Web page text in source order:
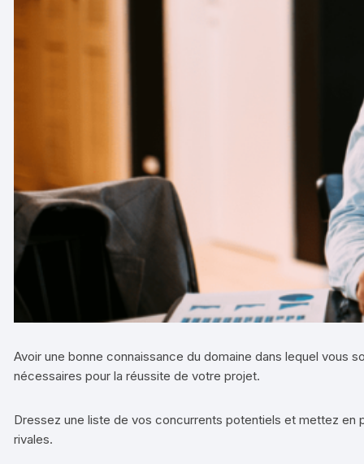
Avoir une bonne connaissance du domaine dans lequel vous
nécessaires pour la réussite de votre projet.
Dressez une liste de vos concurrents potentiels et mettez
rivales.